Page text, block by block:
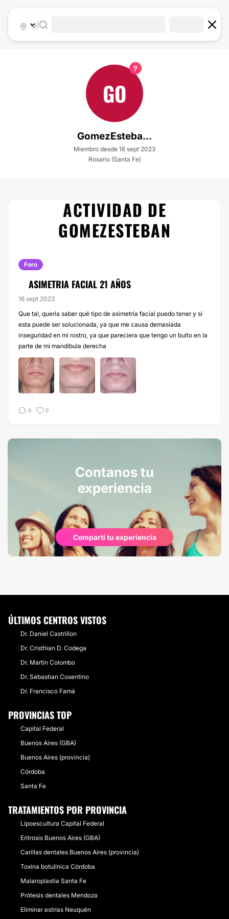
|
GO
GomezEsteba...
Miembro desde 16 sept 2023
Rosario (Santa Fe)
ACTIVIDAD DE
GOMEZESTEBAN
Foro
ASIMETRIA FACIAL 21 AÑOS
16 sept 2023
Que tal, quería saber qué tipo de asimetría facial puedo tener y si
esta puede ser solucionada, ya que me causa demasiada
inseguridad en mi rostro, ya que pareciera que tengo un bulto en la
parte de mi mandíbula derecha
0 0
Contanos tu
experiencia
Compartí tu experiencia
ÚLTIMOS CENTROS VISTOS
Dr. Daniel Castrillon
Dr. Cristhian D. Codega
Dr. Martín Colombo
Dr. Sebastian Cosentino
Dr. Francisco Famá
PROVINCIAS TOP
Capital Federal
Buenos Aires (GBA)
Buenos Aires (provincia)
Córdoba
Santa Fe
TRATAMIENTOS POR PROVINCIA
Lipoescultura Capital Federal
Eritrosis Buenos Aires (GBA)
Carillas dentales Buenos Aires (provincia)
Toxina botulinica Córdoba
Malaroplastia Santa Fe
Prótesis dentales Mendoza
Eliminar estrías Neuquén